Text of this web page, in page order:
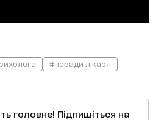
#поради лікаря
головне! Підпишіться на